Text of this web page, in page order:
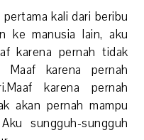
kali dari beribu
ke manusia lain, aku
karena pernah tidak
Maaf karena pernah
karena pernah
akan pernah mampu
sungguh-sungguh